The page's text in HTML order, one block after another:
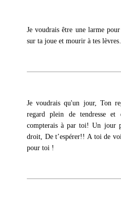
Je voudrais être une larme
sur ta joue et mourir à tes
Je voudrais qu'un jour, Ton
regard plein de tendresse
compterais à par toi! Un jour
droit, De t’espérer!! A toi de
pour toi !